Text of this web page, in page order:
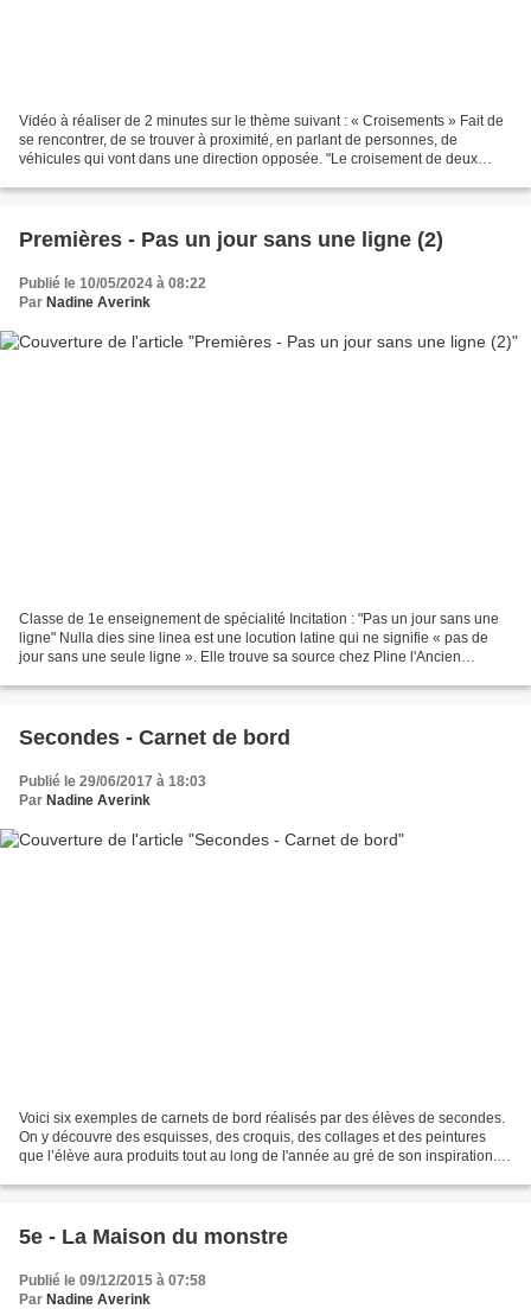
Vidéo à réaliser de 2 minutes sur le thème suivant : « Croisements » Fait de
se rencontrer, de se trouver à proximité, en parlant de personnes, de
véhicules qui vont dans une direction opposée. "Le croisement de deux
Premières - Pas un jour sans une ligne (2)
Publié le 10/05/2024 à 08:22
Par Nadine Averink
Classe de 1e enseignement de spécialité Incitation : "Pas un jour sans une
ligne" Nulla dies sine linea est une locution latine qui ne signifie « pas de
jour sans une seule ligne ». Elle trouve sa source chez Pline l'Ancien
Secondes - Carnet de bord
Publié le 29/06/2017 à 18:03
Par Nadine Averink
Voici six exemples de carnets de bord réalisés par des élèves de secondes.
On y découvre des esquisses, des croquis, des collages et des peintures
que l’élève aura produits tout au long de l'année au gré de son inspiration. Il
5e - La Maison du monstre
Publié le 09/12/2015 à 07:58
Par Nadine Averink